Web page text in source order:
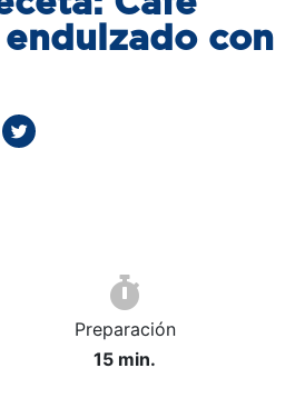
con
Preparación
15 min.